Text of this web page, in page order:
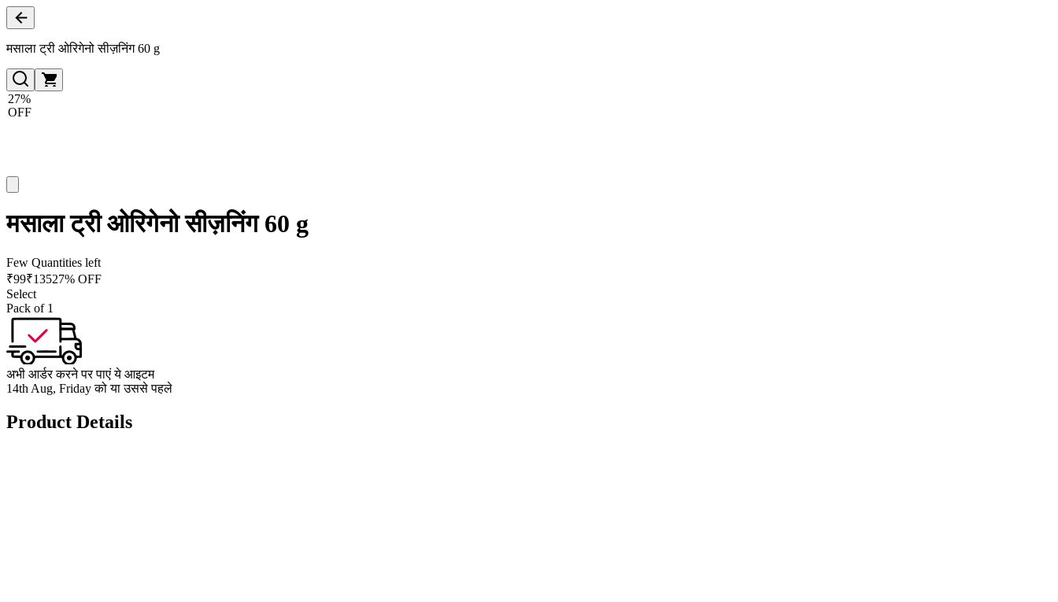
मसाला ट्री ओरिगेनो सीज़निंग 60 g
27%
OFF
मसाला ट्री ओरिगेनो सीज़निंग 60 g
Few Quantities left
₹99₹13527% OFF
Select
Pack of 1
अभी आर्डर करने पर पाएं ये आइटम
14th Aug, Friday को या उससे पहले
Product Details